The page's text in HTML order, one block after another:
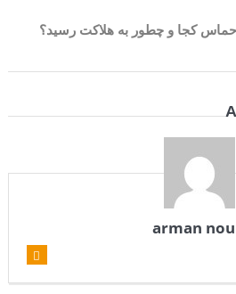
کجا و چطور به هلاکت رسید؟
arman